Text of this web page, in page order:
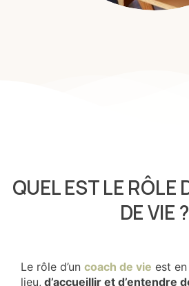
QUEL EST LE RÔLE
DE VIE ?
Le rôle d’un coach de vie est
lieu, d’accueillir et d’entendre